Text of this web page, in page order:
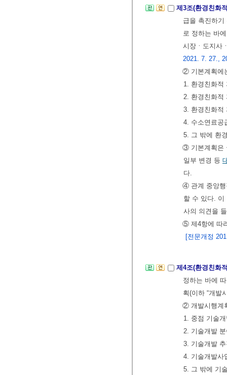
제3조(환경친화
급을 촉진하기
로 정하는 바
시장ㆍ도지사
2021. 7. 27.,
② 기본계획에
1. 환경친화적
2. 환경친화적
3. 환경친화적
4. 수소연료공
5. 그 밖에 환
③ 기본계획은
일부 변경 등
다.
④ 관계 중앙행
할 수 있다. 이
사의 의견을
⑤ 제4항에 따
[전문개정
제4조(환경친화
정하는 바에
획(이하 “개발
② 개발시행계
1. 중점 기술
2. 기술개발
3. 기술개발
4. 기술개발사
5. 그 밖에 기